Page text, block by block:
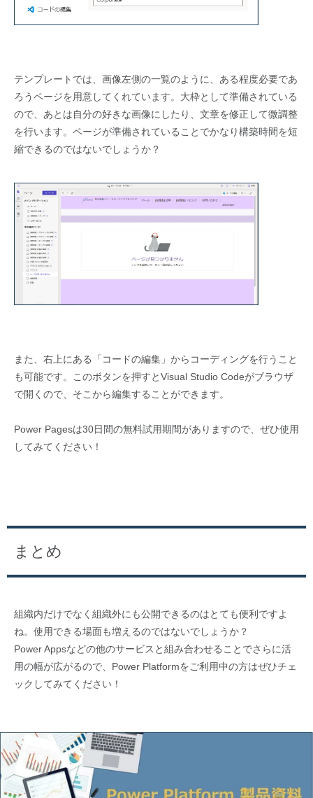
テンプレートでは、画像左側の一覧のように、ある程度必要であ
ろうページを用意してくれています。大枠として準備されている
ので、あとは自分の好きな画像にしたり、文章を修正して微調整
を行います。ページが準備されていることでかなり構築時間を短
縮できるのではないでしょうか？
また、右上にある「コードの編集」からコーディングを行うこと
も可能です。このボタンを押すとVisual Studio Codeがブラウザ
で開くので、そこから編集することができます。
Power Pagesは30日間の無料試用期間がありますので、ぜひ使用
してみてください！
まとめ
組織内だけでなく組織外にも公開できるのはとても便利ですよ
ね。使用できる場面も増えるのではないでしょうか？
Power Appsなどの他のサービスと組み合わせることでさらに活
用の幅が広がるので、Power Platformをご利用中の方はぜひチェ
ックしてみてください！